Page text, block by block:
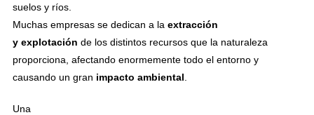
suelos y ríos.
Muchas empresas se dedican a la extracción
y explotación de los distintos recursos que la naturaleza
proporciona, afectando enormemente todo el entorno y
causando un gran impacto ambiental
Una